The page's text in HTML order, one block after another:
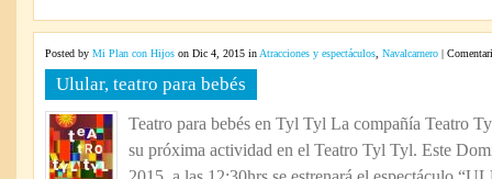
Posted by Mi Plan con Hijos on Dic 4, 2015 in Atracciones y espectáculos Navalcarnero |
Ulular, teatro para bebés
Teatro para bebés en Tyl Tyl La compañía Teatro
su próxima actividad en el Teatro Tyl Tyl. Este